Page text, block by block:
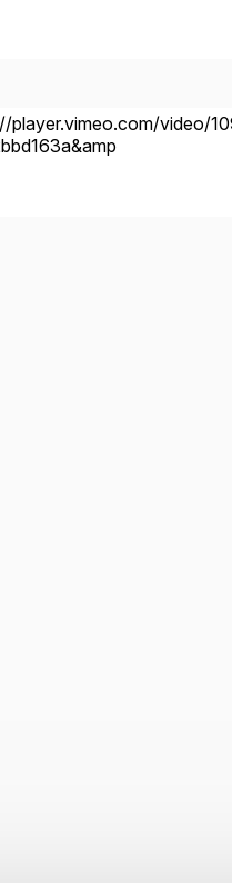
player.vimeo.com/video/